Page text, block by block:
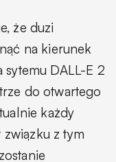
że duzi
na kierunek
DALL-E 2
do otwartego
każdy
z tym